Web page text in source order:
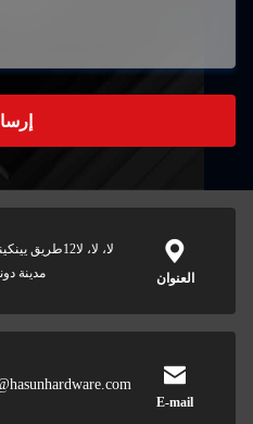
لا، لا، لا12طريق يينكينغ، قرية شانغيوان، بلدة تشينغسي،
مدينة دونغغغوان، مقاطعة قوانغدونغ، الصين